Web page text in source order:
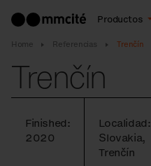
Productos
Home Referencias Trenčín
Trenčín
Finished:
2020
Localidad:
Slovakia,
Trenčín